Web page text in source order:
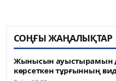
СОҢҒЫ ЖАҢАЛЫҚТАР
Жынысын ауыстырамын
көрсеткен тұрғынның